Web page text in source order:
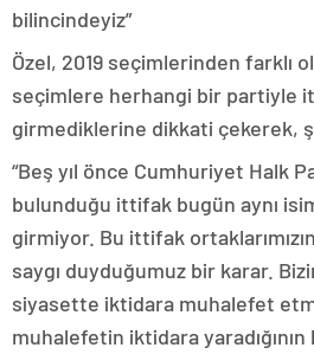
bilincindeyiz”
Özel, 2019 seçimlerinden farklı
seçimlere herhangi bir partiyle
girmediklerine dikkati çekerek,
“Beş yıl önce Cumhuriyet Halk
bulunduğu ittifak bugün aynı
girmiyor. Bu ittifak
saygı duyduğumuz bir karar.
siyasette iktidara muhalefet
muhalefetin iktidara